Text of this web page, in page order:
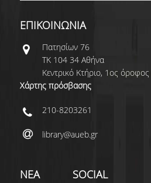
ΕΠΙΚΟΙΝΩΝΙΑ
Πατησίων 76
ΤΚ 104 34 Αθήνα
Κεντρικό Κτήριο, 1ος όροφος
Χάρτης πρόσβασης
210-8203261
library@aueb.gr
ΝΕΑ
SOCIAL